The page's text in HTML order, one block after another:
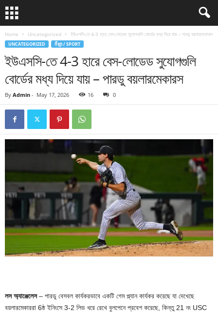
Home Uncategorized ইউএসসি-তে 4-3 হারে বেস-লোডেড সুযোগগুলি বোর্ডের মধ্য দিয়ে যায় – পারডু বয়লারমেকারস
UNCATEGORIZED កីឡា / SPORT
ইউএসসি-তে 4-3 হারে বেস-লোডেড সুযোগগুলি
বোর্ডের মধ্য দিয়ে যায় – পারডু বয়লারমেকারস
By Admin - May 17, 2026 16 0
লস অ্যাঞ্জেলেস– পারডু বেসবল কার্যকরভাবে একটি গেম প্ল্যান কার্যকর করেছে যা দেখেছে
বয়লারমেকাররা 6ষ্ঠ ইনিংসে 3-2 লিড ধরে রেখে বুলপেনে প্রবেশ করেছে, কিন্তু 21 নং USC